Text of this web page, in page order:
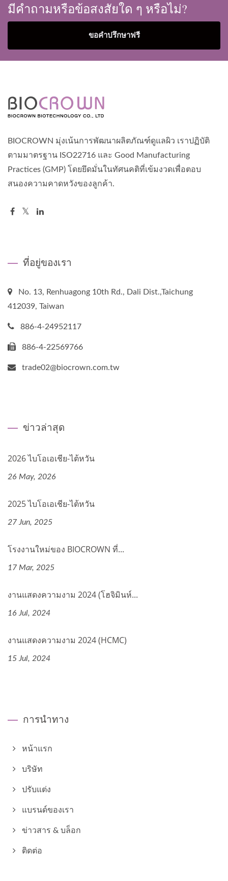
มีคำถามหรือข้อสงสัยใด ๆ หรือไม่?
ขอคำปรึกษาฟรี
BIOCROWN มุ่งเน้นการพัฒนาผลิตภัณฑ์ดูแลผิว เราปฏิบัติ
ตามมาตรฐาน ISO22716 และ Good Manufacturing
Practices (GMP) โดยยึดมั่นในทัศนคติที่เข้มงวดเพื่อตอบ
สนองความคาดหวังของลูกค้า.
ที่อยู่ของเรา
No. 13, Renhuagong 10th Rd., Dali Dist.,Taichung
412039, Taiwan
886-4-24952117
886-4-22569766
trade02@biocrown.com.tw
ข่าวล่าสุด
2026 ไบโอเอเชีย-ไต้หวัน
26 May, 2026
2025 ไบโอเอเชีย-ไต้หวัน
27 Jun, 2025
โรงงานใหม่ของ BIOCROWN ที่...
17 Mar, 2025
งานแสดงความงาม 2024 (โฮจิมินห์...
16 Jul, 2024
งานแสดงความงาม 2024 (HCMC)
15 Jul, 2024
การนำทาง
หน้าแรก
บริษัท
ปรับแต่ง
แบรนด์ของเรา
ข่าวสาร & บล็อก
ติดต่อ